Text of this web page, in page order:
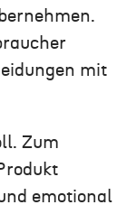
mit
Zum
emotional